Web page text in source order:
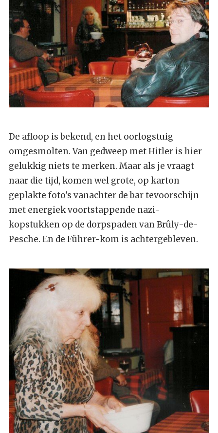
De afloop is bekend, en het oorlogstuig
omgesmolten. Van gedweep met Hitler is hier
gelukkig niets te merken. Maar als je vraagt
naar die tijd, komen wel grote, op karton
geplakte foto's vanachter de bar tevoorschijn
met energiek voortstappende nazi-
kopstukken op de dorpspaden van Brûly-de-
Pesche. En de Führer-kom is achtergebleven.